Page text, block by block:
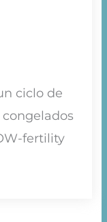
ciclo de
fertility